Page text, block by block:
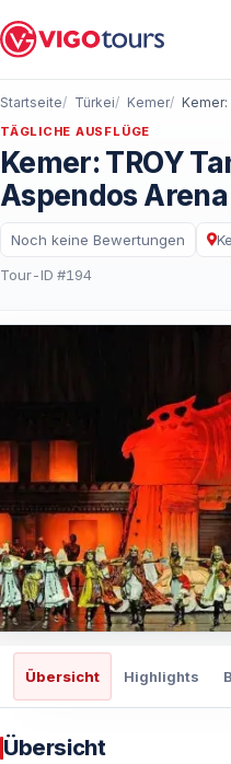
Startseite Türkei Kemer
TÄGLICHE AUSFLÜGE
Kemer: TROY
Aspendos Arena
Noch keine Bewertungen
Tour-ID #194
Übersicht Highlights
Übersicht